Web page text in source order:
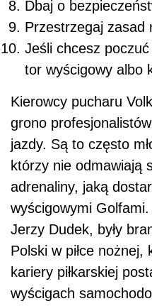
Dbaj o
Przestrzegaj zasad
Jeśli chcesz
tor wyścigowy albo
Kierowcy pucharu
grono
jazdy. Są to często
którzy nie odmawiają
adrenaliny, jaką
wyścigowymi
Jerzy Dudek, były
Polski w piłce
kariery piłkarskiej
wyścigach